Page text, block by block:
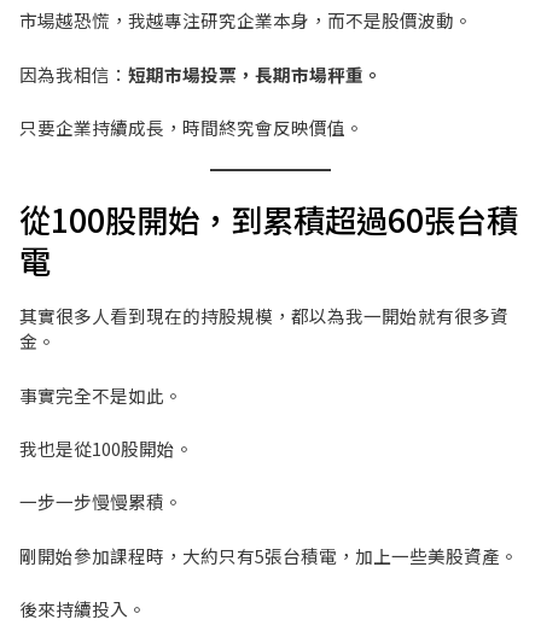
市場越恐慌，我越專注研究企業本身，而不是股價波動。
因為我相信： 短期市場投票，長期市場秤重。
只要企業持續成長，時間終究會反映價值。
從100股開始，到累積超過60張台積
電
其實很多人看到現在的持股規模，都以為我一開始就有很多資
金。
事實完全不是如此。
我也是從100股開始。
一步一步慢慢累積。
剛開始參加課程時，大約只有5張台積電，加上一些美股資產。
後來持續投入。